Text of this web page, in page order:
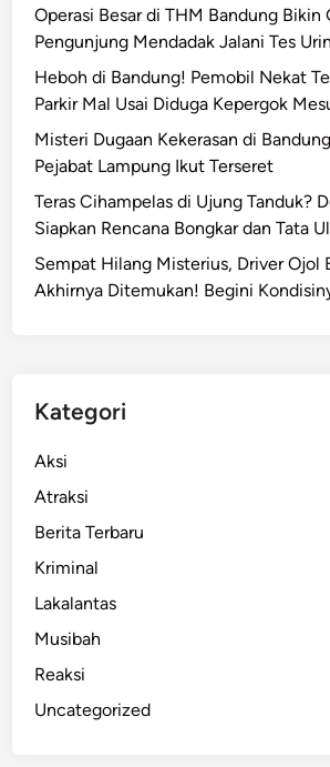
Operasi Besar di THM Bandung Bikin
Pengunjung Mendadak Jalani Tes
Heboh di Bandung! Pemobil Nekat
Parkir Mal Usai Diduga Kepergok
Misteri Dugaan Kekerasan di
Pejabat Lampung Ikut Terseret
Teras Cihampelas di Ujung Tanduk?
Siapkan Rencana Bongkar dan Tata
Sempat Hilang Misterius, Driver Ojol
Akhirnya Ditemukan! Begini
Kategori
Aksi
Atraksi
Berita Terbaru
Kriminal
Lakalantas
Musibah
Reaksi
Uncategorized